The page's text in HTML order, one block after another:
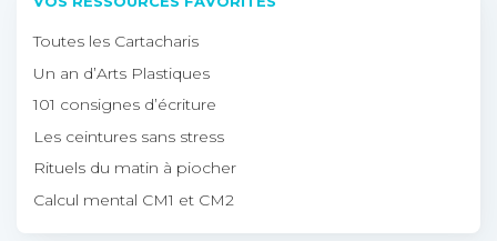
Toutes les Cartacharis
Un an d’Arts Plastiques
101 consignes d’écriture
Les ceintures sans stress
Rituels du matin à piocher
Calcul mental CM1 et CM2